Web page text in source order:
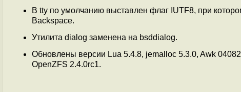
В tty по умолчанию выставлен флаг IUTF8, при
Backspace.
Утилита dialog заменена на bsddialog.
Обновлены версии Lua 5.4.8, jemalloc 5.3.0, Awk
OpenZFS 2.4.0rc1.